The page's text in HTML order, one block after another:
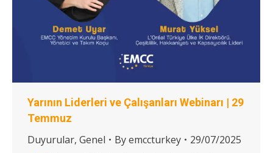
Yarının Liderleri ve Çalışanları Webinarı | 29
Temmuz
Duyurular, Genel Byemccturkey
29/07/2025